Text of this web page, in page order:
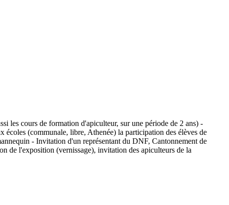
les cours de formation d'apiculteur, sur une période de 2 ans) -
(communale, libre, Athenée) la participation des élèves de
- Invitation d'un représentant du DNF, Cantonnement de
de l'exposition (vernissage), invitation des apiculteurs de la